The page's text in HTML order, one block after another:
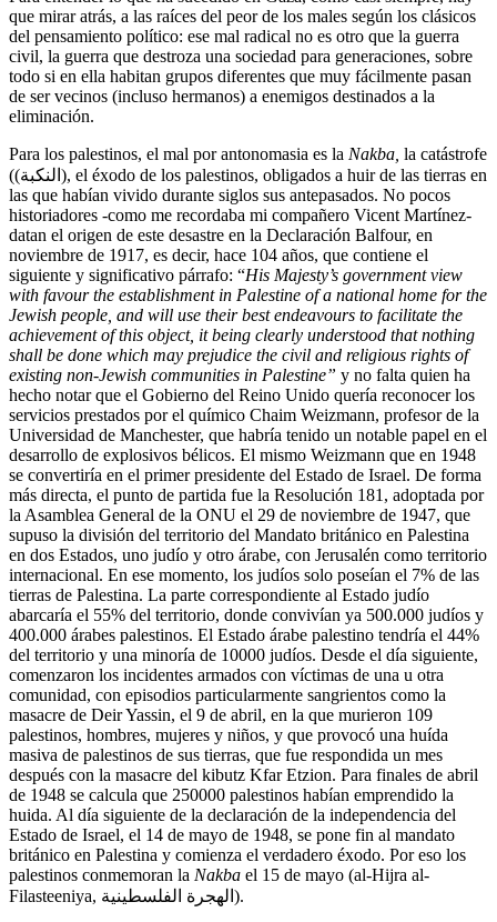
que mirar atrás, a las raíces del peor de los males según los clásicos
del pensamiento político: ese mal radical no es otro que la guerra
civil, la guerra que destroza una sociedad para generaciones, sobre
todo si en ella habitan grupos diferentes que muy fácilmente pasan
de ser vecinos (incluso hermanos) a enemigos destinados a la
eliminación.
Para los palestinos, el mal por antonomasia es la Nakba, la catástrofe
((النكبة), el éxodo de los palestinos, obligados a huir de las tierras en
las que habían vivido durante siglos sus antepasados. No pocos
historiadores -como me recordaba mi compañero Vicent Martínez-
datan el origen de este desastre en la Declaración Balfour, en
noviembre de 1917, es decir, hace 104 años, que contiene el
siguiente y significativo párrafo: “His Majesty’s government view
with favour the establishment in Palestine of a national home for the
Jewish people, and will use their best endeavours to facilitate the
achievement of this object, it being clearly understood that nothing
shall be done which may prejudice the civil and religious rights of
existing non-Jewish communities in Palestine” y no falta quien ha
hecho notar que el Gobierno del Reino Unido quería reconocer los
servicios prestados por el químico Chaim Weizmann, profesor de la
Universidad de Manchester, que habría tenido un notable papel en el
desarrollo de explosivos bélicos. El mismo Weizmann que en 1948
se convertiría en el primer presidente del Estado de Israel. De forma
más directa, el punto de partida fue la Resolución 181, adoptada por
la Asamblea General de la ONU el 29 de noviembre de 1947, que
supuso la división del territorio del Mandato británico en Palestina
en dos Estados, uno judío y otro árabe, con Jerusalén como territorio
internacional. En ese momento, los judíos solo poseían el 7% de las
tierras de Palestina. La parte correspondiente al Estado judío
abarcaría el 55% del territorio, donde convivían ya 500.000 judíos y
400.000 árabes palestinos. El Estado árabe palestino tendría el 44%
del territorio y una minoría de 10000 judíos. Desde el día siguiente,
comenzaron los incidentes armados con víctimas de una u otra
comunidad, con episodios particularmente sangrientos como la
masacre de Deir Yassin, el 9 de abril, en la que murieron 109
palestinos, hombres, mujeres y niños, y que provocó una huída
masiva de palestinos de sus tierras, que fue respondida un mes
después con la masacre del kibutz Kfar Etzion. Para finales de abril
de 1948 se calcula que 250000 palestinos habían emprendido la
huida. Al día siguiente de la declaración de la independencia del
Estado de Israel, el 14 de mayo de 1948, se pone fin al mandato
británico en Palestina y comienza el verdadero éxodo. Por eso los
palestinos conmemoran la Nakba el 15 de mayo (al-Hijra al-
Filasteeniya, الهجرة الفلسطينية).